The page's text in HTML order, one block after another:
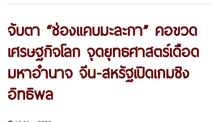
จับตา “ช่องแคบมะละกา” คอขวด
เศรษฐกิจโลก จุดยุทธศาสตร์เดือด
มหาอำนาจ จีน-สหรัฐเปิดเกมชิง
อิทธิพล